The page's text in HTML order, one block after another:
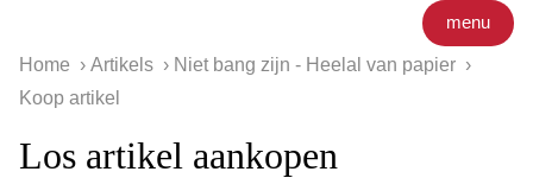
menu
Home Artikels
Niet bang zijn - Heelal van papier
Koop artikel
Los artikel aankopen